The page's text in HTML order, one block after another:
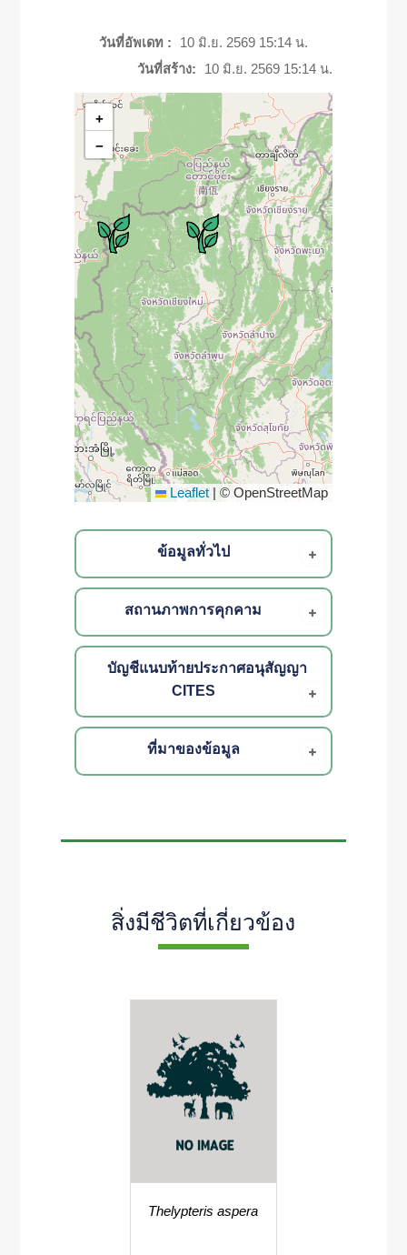
วันที่อัพเดท :
10 มิ.ย. 2569 15:14 น.
วันที่สร้าง:
10 มิ.ย. 2569 15:14 น.
+
−
Leaflet © OpenStreetMap
ข้อมูลทั่วไป
สถานภาพการคุกคาม
บัญชีแนบท้ายประกาศอนุสัญญา
CITES
ที่มาของข้อมูล
สิ่งมีชีวิตที่เกี่ยวข้อง
Thelypteris aspera